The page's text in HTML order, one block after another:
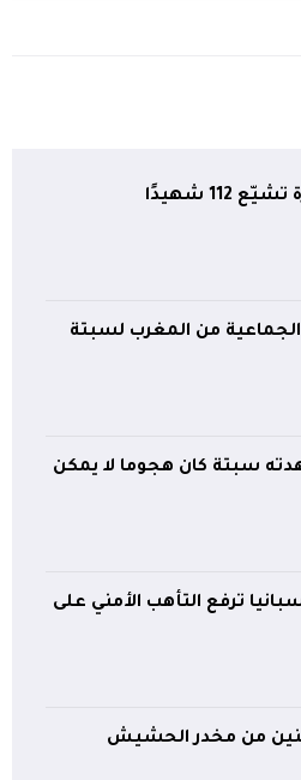
شهيدًا
من المغرب لسبتة
سبتة كان هجوما لا يمكن
إسبانيا ترفع التأهب الأمني على
طنين من مخدر الحشيش